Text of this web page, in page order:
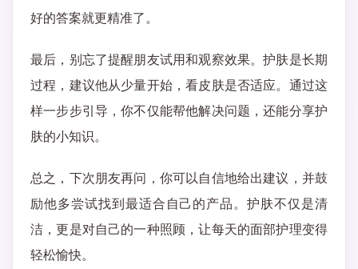
好的答案就更精准了。
最后，别忘了提醒朋友试用和观察效果。护肤是长期
过程，建议他从少量开始，看皮肤是否适应。通过这
样一步步引导，你不仅能帮他解决问题，还能分享护
肤的小知识。
总之，下次朋友再问，你可以自信地给出建议，并鼓
励他多尝试找到最适合自己的产品。护肤不仅是清
洁，更是对自己的一种照顾，让每天的面部护理变得
轻松愉快。